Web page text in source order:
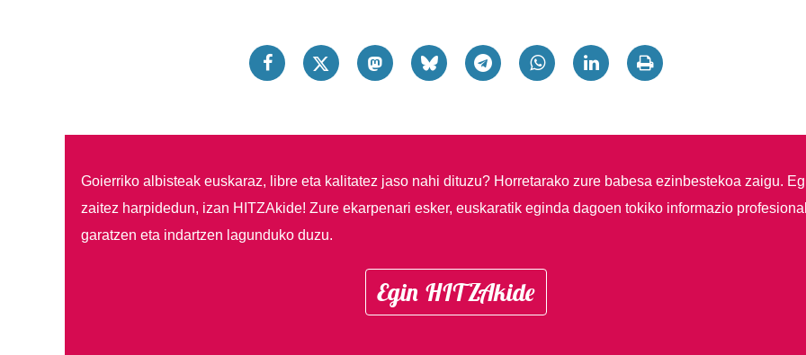
Goierriko albisteak euskaraz, libre eta kalitatez jaso nahi dituzu? Horretarako zure babesa ezinbestekoa zaigu.
zaitez harpidedun, izan HITZAkide! Zure ekarpenari esker, euskaratik eginda dagoen tokiko informazio
garatzen eta indartzen lagunduko duzu.
Egin HITZAkide